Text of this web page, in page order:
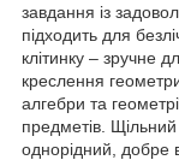
завдання із
підходить для
клітинку – зручне
креслення
алгебри та
предметів. Щільний
однорідний, добре